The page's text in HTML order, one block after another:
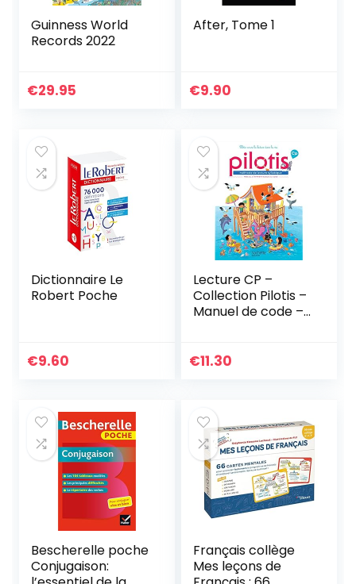
Guinness World
Records 2022
€29.95
After, Tome 1
€9.90
Dictionnaire Le
Robert Poche
€9.60
Lecture CP –
Collection Pilotis –
Manuel de code –
€11.30
Bescherelle poche
Conjugaison:
Français collège
Mes leçons de